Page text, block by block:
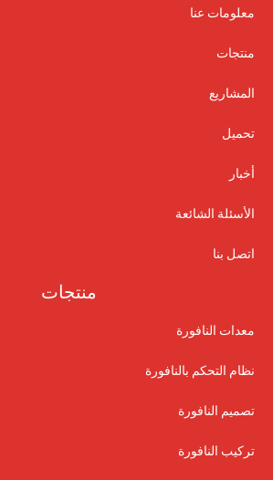
معلومات عنا
منتجات
المشاريع
تحميل
أخبار
الأسئلة الشائعة
اتصل بنا
منتجات
معدات النافورة
نظام التحكم بالنافورة
تصميم النافورة
تركيب النافورة